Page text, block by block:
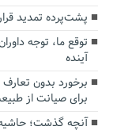
پشت‌پرده تمدید
توقع ما، توجه
آینده
برخورد بدون
برای صیانت از
آنچه گذشت؛